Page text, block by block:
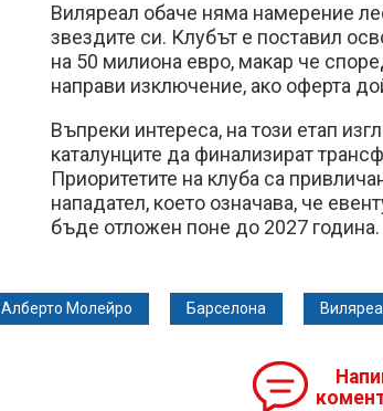
Виляреал обаче няма намерение
звездите си. Клубът е поставил
на 50 милиона евро, макар че
направи изключение, ако оферта
Въпреки интереса, на този етап
каталунците да финализират
Приоритетите на клуба са
нападател, което означава, че
бъде отложен поне до 2027 година.
Алберто Молейро Барселона